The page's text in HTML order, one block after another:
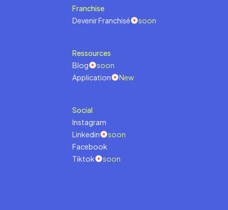
Franchise
Devenir Franchisé
soon
Ressources
Blog
soon
Application
New
Social
Instagram
Linkedin
soon
Facebook
Tiktok
soon